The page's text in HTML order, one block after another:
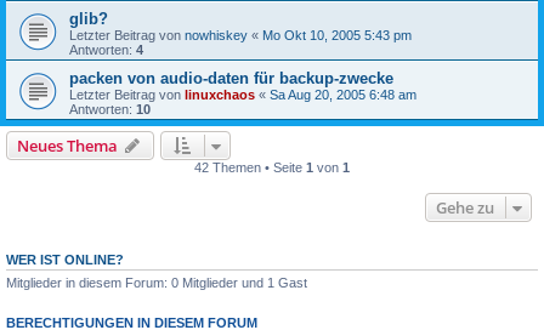
glib?
Letzter Beitrag von nowhiskey « Mo Okt 10, 2005 5:43 pm
Antworten: 4
packen von audio-daten für backup-zwecke
Letzter Beitrag von linuxchaos « Sa Aug 20, 2005 6:48 am
Antworten: 10
Neues Thema
42 Themen • Seite 1 von 1
Gehe zu
WER IST ONLINE?
Mitglieder in diesem Forum: 0 Mitglieder und 1 Gast
BERECHTIGUNGEN IN DIESEM FORUM